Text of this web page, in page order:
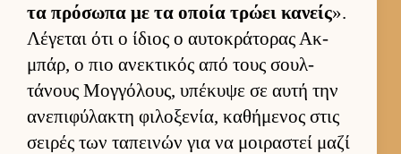
τα πρόσωπα με τα οποία τρώει κανείς».
Λέγεται ότι ο ίδιος ο αυ­τοκράτορας Ακ­
μπάρ, ο πιο ανεκτικός από τους σουλ­
τάνους Μογ­γόλους, υπέκυψε σε αυτή την
ανεπιφύλακτη φιλοξενία, καθήμενος στις
σει­ρές των ταπει­νών για να μοι­ραστεί μαζί